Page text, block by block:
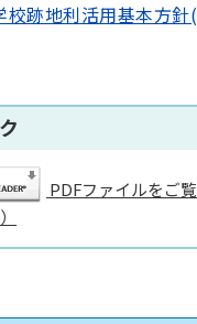
校跡地利活用基本方
PDFファイルをご